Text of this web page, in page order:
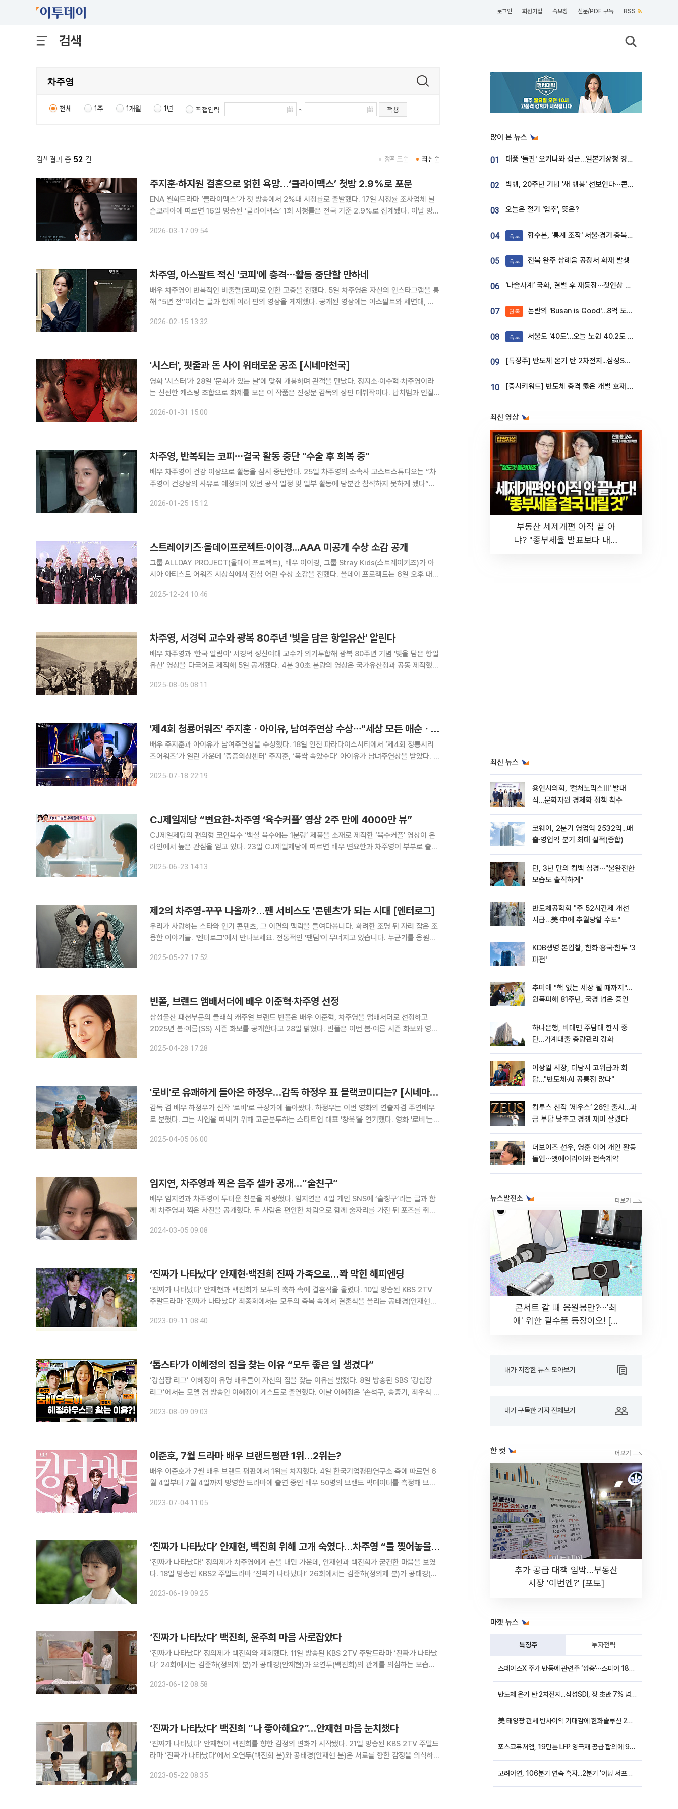
로그인 회원가입 속보창 신문/PDF 구독 RSS
검색
전체 1주 1개월 1년 직접입력 ~ 적용
검색결과 총 52 건 최신순
정확도순
주지훈·하지원 결혼으로 얽힌 욕망…‘클라이맥스’ 첫방 2.9%로 포문
ENA 월화드라마 ‘클라이맥스’가 첫 방송에서 2%대 시청률로 출발했다. 17일 시청률 조사업체 닐
슨코리아에 따르면 16일 방송된 ‘클라이맥스’ 1회 시청률은 전국 기준 2.9%로 집계됐다. 이날 방송
진입하는 과정이 그려졌다. 방태섭은 검찰 조직 내 한계를
2026-03-17 09:54
차주영, 아스팔트 적신 '코피'에 충격⋯활동 중단할 만하네
배우 차주영이 반복적인 비출혈(코피)로 인한 고충을 전했다. 5일 차주영은 자신의 인스타그램을 통
해 “5년 전”이라는 글과 함께 여러 편의 영상을 게재했다. 공개된 영상에는 아스팔트와 세면대, 커
2026-02-15 13:32
'시스터', 핏줄과 돈 사이 위태로운 공조 [시네마천국]
영화 '시스터'가 28일 '문화가 있는 날'에 맞춰 개봉하며 관객을 만났다. 정지소·이수혁·차주영이라
는 신선한 캐스팅 조합으로 화제를 모은 이 작품은 진성문 감독의 장편 데뷔작이다. 납치범과 인질
게 그려냈다. 배경은 차가운 도로와 낯선 감금 장소. 동생의 수술비
2026-01-31 15:00
차주영, 반복되는 코피⋯결국 활동 중단 "수술 후 회복 중"
배우 차주영이 건강 이상으로 활동을 잠시 중단한다. 25일 차주영의 소속사 고스트스튜디오는 “차
주영이 건강상의 사유로 예정되어 있던 공식 일정 및 일부 활동에 당분간 참석하지 못하게 됐다”라
치료를 받아왔고 더 이상 미룰 수 없다는 의료진의 소견에 따라 이
2026-01-25 15:12
스트레이키즈·올데이프로젝트·이이경...AAA 미공개 수상 소감 공개
그룹 ALLDAY PROJECT(올데이 프로젝트), 배우 이이경, 그룹 Stray Kids(스트레이키즈)가 아
시아 아티스트 어워즈 시상식에서 진심 어린 수상 소감을 전했다. 올데이 프로젝트는 6일 오후 대만
Asia Artist Awards 2025
2025-12-24 10:46
차주영, 서경덕 교수와 광복 80주년 '빛을 담은 항일유산' 알린다
배우 차주영과 '한국 알림이' 서경덕 성신여대 교수가 의기투합해 광복 80주년 기념 '빛을 담은 항일
유산' 영상을 다국어로 제작해 5일 공개했다. 4분 30초 분량의 영상은 국가유산청과 공동 제작했으
으로 일어난 의병의 활약과 당시 의병들의 활동을 기록한 1
2025-08-05 08:11
'제4회 청룡어워즈' 주지훈ㆍ아이유, 남여주연상 수상⋯"세상 모든 애순ㆍ금명에게 박수를"
배우 주지훈과 아이유가 남여주연상을 수상했다. 18일 인천 파라다이스시티에서 ‘제4회 청룡시리
즈어워즈’가 열린 가운데 ‘증증외상센터’ 주지훈, ‘폭싹 속았수다’ 아이유가 남녀주연상을 받았다. 주
게 쉬운 작업이 아니라는 걸 알고 있다. 현실성 있게 만들어주
2025-07-18 22:19
CJ제일제당 “변요한-차주영 ‘육수커플’ 영상 2주 만에 4000만 뷰”
CJ제일제당의 편의형 코인육수 ‘백설 육수에는 1분링’ 제품을 소재로 제작한 ‘육수커플' 영상이 온
라인에서 높은 관심을 얻고 있다. 23일 CJ제일제당에 따르면 배우 변요한과 차주영이 부부로 출연
4000만 뷰가 육박한 것으로 집계됐다. 영상은 인터넷 각
2025-06-23 14:13
제2의 차주영-꾸꾸 나올까?…팬 서비스도 '콘텐츠'가 되는 시대 [엔터로그]
우리가 사랑하는 스타와 인기 콘텐츠, 그 이면의 맥락을 들여다봅니다. 화려한 조명 뒤 자리 잡은 조
용한 이야기들. '엔터로그'에서 만나보세요. 전통적인 '팬덤'이 무너지고 있습니다. 누군가를 응원하
같습니다. 일종의 브랜드처럼 사회관계망서비스(SNS)
2025-05-27 17:52
빈폴, 브랜드 앰배서더에 배우 이준혁·차주영 선정
삼성물산 패션부문의 클래식 캐주얼 브랜드 빈폴은 배우 이준혁, 차주영을 앰배서더로 선정하고
2025년 봄·여름(SS) 시즌 화보를 공개한다고 28일 밝혔다. 빈폴은 이번 봄·여름 시즌 화보와 영상
선보였다.
2025-04-28 17:28
'로비'로 유쾌하게 돌아온 하정우…감독 하정우 표 블랙코미디는? [시네마천국]
감독 겸 배우 하정우가 신작 '로비'로 극장가에 돌아왔다. 하정우는 이번 영화의 연출자겸 주연배우
로 분했다. 그는 사업을 따내기 위해 고군분투하는 스타트업 대표 '창욱'을 연기했다. 영화 '로비'는
하는 이야기를 다룬 작품이다. 하정우부터 김의성, 강해림
2025-04-05 06:00
임지연, 차주영과 찍은 음주 셀카 공개…“술친구”
배우 임지연과 차주영이 두터운 친분을 자랑했다. 임지연은 4일 개인 SNS에 ‘술칭구’라는 글과 함
께 차주영과 찍은 사진을 공개했다. 두 사람은 편안한 차림으로 함께 술자리를 가진 뒤 포즈를 취하
췄다. 두 사람은 각각 박연진, 최혜정 역할을 맡아 친구이지
2024-03-05 09:08
‘진짜가 나타났다’ 안재현·백진희 진짜 가족으로…꽉 막힌 해피엔딩
‘진짜가 나타났다’ 안재현과 백진희가 모두의 축하 속에 결혼식을 올렸다. 10일 방송된 KBS 2TV
주말드라마 ‘진짜가 나타났다’ 최종회에서는 모두의 축복 속에서 결혼식을 올리는 공태경(안재현
언했다. 공태경은 오연두의 결정을 존중하면서도 걱정했다. 오연
2023-09-11 08:40
‘톱스타’가 이혜정의 집을 찾는 이유 “모두 좋은 일 생겼다”
‘강심장 리그’ 이혜정이 유명 배우들이 자신의 집을 찾는 이유를 밝혔다. 8일 방송된 SBS ‘강심장
리그’에서는 모델 겸 방송인 이혜정이 게스트로 출연했다. 이날 이혜정은 ‘손석구, 송중기, 최우식 등
자마자 임신이 됐다. 우리 집을 찾는 사람들에게 모
2023-08-09 09:03
이준호, 7월 드라마 배우 브랜드평판 1위…2위는?
배우 이준호가 7월 배우 브랜드 평판에서 1위를 차지했다. 4일 한국기업평판연구소 측에 따르면 6
월 4일부터 7월 4일까지 방영한 드라마에 출연 중인 배우 50명의 브랜드 빅데이터를 측정해 브랜
희, 임지연, 신혜선, 안효섭, 한석규, 이성경, 천우희, 김동욱,
2023-07-04 11:05
‘진짜가 나타났다’ 안재현, 백진희 위해 고개 숙였다…차주영 “둘 찢어놓을 것”
‘진짜가 나타났다!’ 정의제가 차주영에게 손을 내민 가운데, 안재현과 백진희가 굳건한 마음을 보였
다. 18일 방송된 KBS2 주말드라마 ‘진짜가 나타났다!’ 26회에서는 김준하(정의제 분)가 공태경(안
연두를 갈라놓겠다고 결심했고, 장세진(차주영 분)에게 손
2023-06-19 09:25
‘진짜가 나타났다’ 백진희, 윤주희 마음 사로잡았다
‘진짜가 나타났다’ 정의제가 백진희와 재회했다. 11일 방송된 KBS 2TV 주말드라마 ‘진짜가 나타났
다’ 24회에서는 김준하(정의제 분)가 공태경(안재현)과 오연두(백진희)의 관계를 의심하는 모습이
네 아내 뱃속의 애 정말 네 애 맞아? 누가 그러던데.
2023-06-12 08:58
‘진짜가 나타났다’ 백진희 “나 좋아해요?”…안재현 마음 눈치챘다
‘진짜가 나타났다’ 안재현이 백진희를 향한 감정의 변화가 시작됐다. 21일 방송된 KBS 2TV 주말드
라마 ‘진짜가 나타났다’에서 오연두(백진희 분)와 공태경(안재현 분)은 서로를 향한 감정을 의식하기
자와 대화를 나누자 연두는 자신도 모르게 그 자리를 피해버
2023-05-22 08:35
많이 본 뉴스
01 태풍 '돌핀' 오키나와 접근…일본기상청 경로 업데이트
02 빅뱅, 20주년 기념 '새 뱅봉' 선보인다⋯콘서트 앞두고 팝업 개최
03 오늘은 절기 '입추', 뜻은?
04 속보 합수본, '통계 조작' 서울·경기·충북 선관위 등 추가 압수수색
05 속보 전북 완주 삼례읍 공장서 화재 발생
06 ‘나솔사계’ 국화, 결별 후 재등장⋯첫인상 투표 휩쓸고 ‘인기녀’ 등극
07 단독 논란의 'Busan is Good'…8억 도시브랜드, 용산 대통령실 CI 업체가 수행
08 속보 서울도 '40도'…오늘 노원 40.2도 기록
09 [특징주] 반도체 온기 탄 2차전지...삼성SDI, 장 초반 7% 넘게 껑충
10 [증시키워드] 반도체 충격 뚫은 개별 호재...포스코퓨처엠·에코프로·한화솔루션 '눈길'
최신 영상
부동산 세제개편 아직 끝 아
냐? "종부세율 발표보다 내릴
최신 뉴스
용인시의회, '컬처노믹스Ⅲ' 발대
식…문화자원 경제화 정책 착수
코웨이, 2분기 영업익 2532억...매
출·영업익 분기 최대 실적(종합)
던, 3년 만의 컴백 심경⋯"불완전한
모습도 솔직하게"
반도체공학회 "주 52시간제 개선
시급…美·中에 추월당할 수도"
KDB생명 본입찰, 한화·흥국·한투 '3
파전'
추미애 "핵 없는 세상 될 때까지"…
원폭피해 81주년, 국경 넘은 증언
하나은행, 비대면 주담대 한시 중
단…가계대출 총량관리 강화
이상일 시장, 다낭시 고위급과 회
담…"반도체·AI 공통점 많다"
컴투스 신작 ‘제우스’ 26일 출시…과
금 부담 낮추고 경쟁 재미 살렸다
더보이즈 선우, 영훈 이어 개인 활동
돌입⋯앳에어리어와 전속계약
뉴스발전소
콘서트 갈 때 응원봉만?⋯'최
애' 위한 필수품 등장이오! [솔
내가 저장한 뉴스 모아보기
내가 구독한 기자 전체보기
한 컷
추가 공급 대책 임박…부동산
시장 '이번엔?' [포토]
마켓 뉴스
특징주 투자전략
스페이스X 주가 반등에 관련주 ‘껑충’⋯스피어 18%ㆍ에이치브이엠 12%↑
반도체 온기 탄 2차전지...삼성SDI, 장 초반 7% 넘게 껑충
美 태양광 관세 반사이익 기대감에 한화솔루션 20%대·OCI홀딩스 14%대 급등
포스코퓨처엠, 19만톤 LFP 양극재 공급 합의에 9%대 강세
고려아연, 106분기 연속 흑자...2분기 '어닝 서프라이즈'에 장 초반 12%대 강세